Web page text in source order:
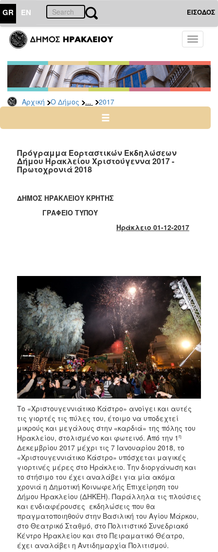
GR EN ΕΙΣΟΔΟΣ
Toggle
Αρχική Ο Δήμος ... 2017
ΔΗΜΟΣ
Δελτία
Τύπου
Αρχείο
2026
2024
2022
2021
2013
2012
2011
2010
2006
ΤΟΠΟΣ
ΠΟΛΙΤΙΣΜΟΣ
ΑΝΘΕΚΤΙΚΗ
ΠΟΛΗ
Πρόγραμμα Εορταστικών Εκδηλώσεων
Δήμου Ηρακλείου Χριστούγεννα 2017 -
Πρωτοχρονιά 2018
ΔΗΜΟΣ ΗΡΑΚΛΕΙΟΥ ΚΡΗΤΗΣ
ΓΡΑΦΕΙΟ ΤΥΠΟΥ
Ηράκλειο 01-12-2017
Το «Χριστουγεννιάτικο Κάστρο» ανοίγει και αυτές
τις γιορτές τις πύλες του, έτοιμο να υποδεχτεί
μικρούς και μεγάλους στην «καρδιά» της πόλης του
Ηρακλείου, στολισμένο και φωτεινό. Από την 1 η
Δεκεμβρίου 2017 μέχρι τις 7 Ιανουαρίου 2018, το
«Χριστουγεννιάτικο Κάστρο» υπόσχεται μαγικές
γιορτινές μέρες στο Ηράκλειο. Την διοργάνωση και
το στήσιμο του έχει αναλάβει για μία ακόμα
χρονιά η Δημοτική Κοινωφελής Επιχείρηση του
Δήμου Ηρακλείου (ΔΗΚΕΗ). Παράλληλα τις πλούσιες
και ενδιαφέρουσες εκδηλώσεις που θα
πραγματοποιηθούν στην Βασιλική του Αγίου Μάρκου,
στο Θεατρικό Σταθμό, στο Πολιτιστικό Συνεδριακό
Κέντρο Ηρακλείου και στο Πειραματικό Θέατρο,
έχει αναλάβει η Αντιδημαρχία Πολιτισμού.